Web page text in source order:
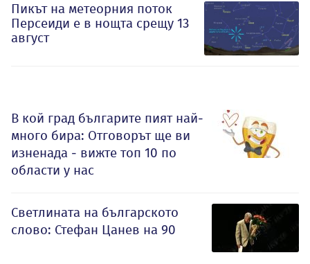
Пикът на метеорния поток
Персеиди е в нощта срещу 13
август
В кой град българите пият най-
много бира: Отговорът ще ви
изненада - вижте топ 10 по
области у нас
Светлината на българското
слово: Стефан Цанев на 90